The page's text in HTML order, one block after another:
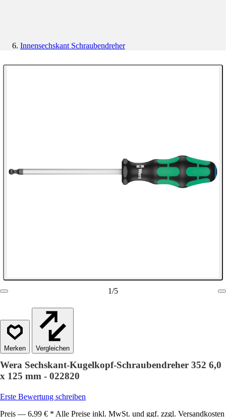
Innensechskant Schraubendreher
1/5
Vergleichen
Wera Sechskant-Kugelkopf-Schraubendreher 352 6,0
x 125 mm - 022820
Erste Bewertung schreiben
Preis — 6,99 € * Alle Preise inkl. MwSt. und ggf. zzgl. Versandkosten